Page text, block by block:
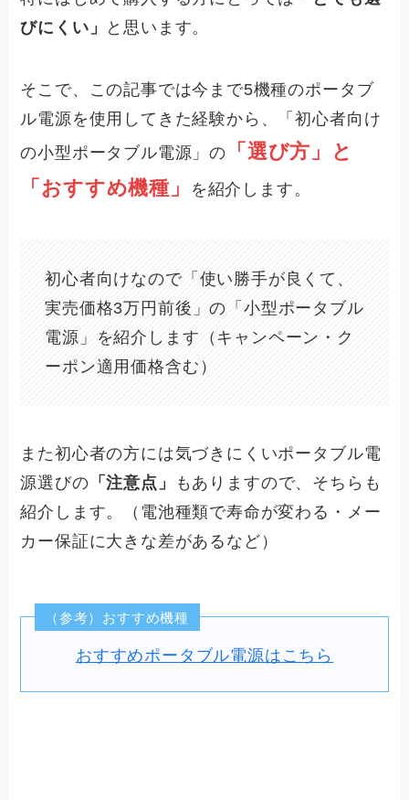
びにくい」
と思います。
そこで、この記事では今まで5機種のポータブ
ル電源を使用してきた経験から、「初心者向け
の小型ポータブル電源」の
「選び方」と
「おすすめ機種」
を紹介します。
初心者向けなので「使い勝手が良くて、
実売価格3万円前後」の「小型ポータブル
電源」を紹介します（キャンペーン・ク
ーポン適用価格含む）
また初心者の方には気づきにくいポータブル電
源選びの 「注意点」
もありますので、そちらも
紹介します。（電池種類で寿命が変わる・メー
カー保証に大きな差があるなど）
（参考）おすすめ機種
おすすめポータブル電源はこちら